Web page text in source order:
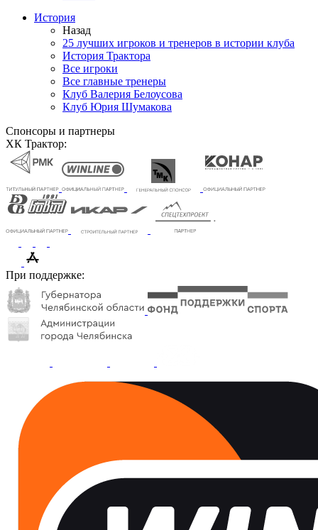
История
Назад
25 лучших игроков и тренеров в истории клуба
История Трактора
Все игроки
Все главные тренеры
Клуб Валерия Белоусова
Клуб Юрия Шумакова
Спонсоры и партнеры
ХК Трактор:
При поддержке: